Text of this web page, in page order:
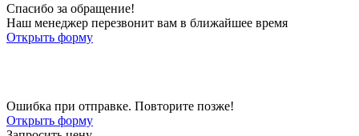
Спасибо за обращение!
Наш менеджер перезвонит вам в ближайшее время
Открыть форму
Ошибка при отправке. Повторите позже!
Открыть форму